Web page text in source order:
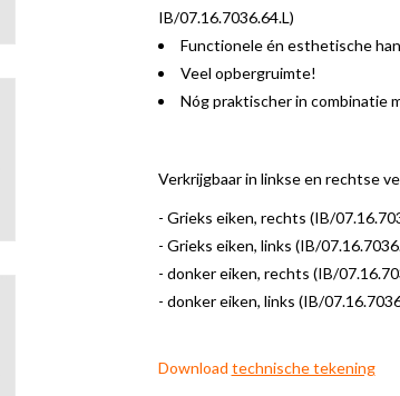
IB/07.16.7036.64.L)
Functionele én esthetische
Veel opbergruimte!
Nóg praktischer in combinatie
Verkrijgbaar in linkse en rechtse
- Grieks eiken, rechts (IB/
- Grieks eiken, links (IB/
- donker eiken, rechts (IB/
- donker eiken, links (IB/
Download technische tekening